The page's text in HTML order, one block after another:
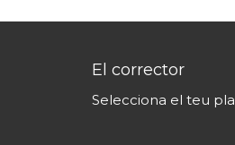
El corrector
Selecciona el teu pla